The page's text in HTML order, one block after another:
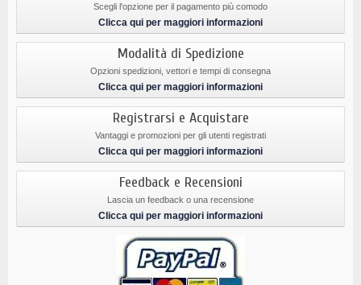
Scegli l'opzione per il pagamento più comodo
Clicca qui per maggiori informazioni
Modalità di Spedizione
Opzioni spedizioni, vettori e tempi di consegna
Clicca qui per maggiori informazioni
Registrarsi e Acquistare
Vantaggi e promozioni per gli utenti registrati
Clicca qui per maggiori informazioni
Feedback e Recensioni
Lascia un feedback o una recensione
Clicca qui per maggiori informazioni